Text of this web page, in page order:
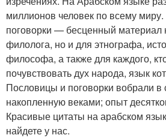
миллионов человек по всему
поговорки — бесценный материал
филолога, но и для этнографа,
философа, а также для каждого,
почувствовать дух народа, язык
Пословицы и поговорки вобрали в
накопленную веками; опыт
Красивые цитаты на арабском
найдете у нас.